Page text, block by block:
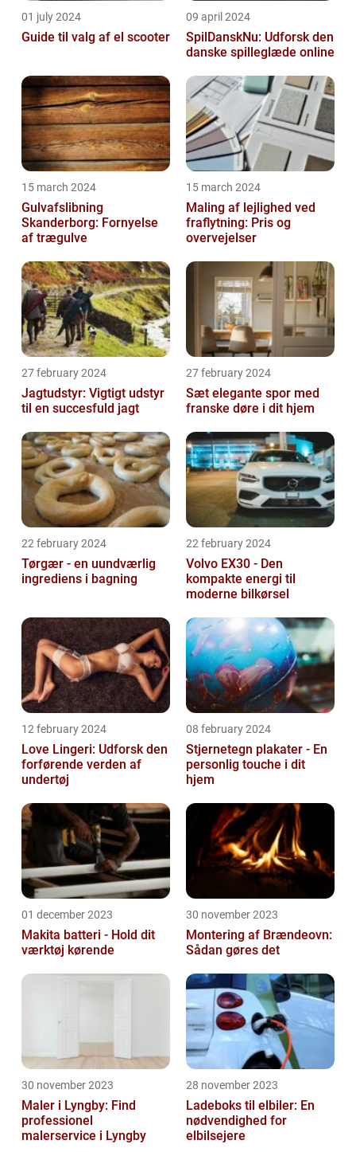
01 july 2024
Guide til valg af el scooter
09 april 2024
SpilDanskNu: Udforsk den
danske spilleglæde online
15 march 2024
Gulvafslibning
Skanderborg: Fornyelse
af trægulve
15 march 2024
Maling af lejlighed ved
fraflytning: Pris og
overvejelser
27 february 2024
Jagtudstyr: Vigtigt udstyr
til en succesfuld jagt
27 february 2024
Sæt elegante spor med
franske døre i dit hjem
22 february 2024
Tørgær - en uundværlig
ingrediens i bagning
22 february 2024
Volvo EX30 - Den
kompakte energi til
moderne bilkørsel
12 february 2024
Love Lingeri: Udforsk den
forførende verden af
undertøj
08 february 2024
Stjernetegn plakater - En
personlig touche i dit
hjem
01 december 2023
Makita batteri - Hold dit
værktøj kørende
30 november 2023
Montering af Brændeovn:
Sådan gøres det
30 november 2023
Maler i Lyngby: Find
professionel
malerservice i Lyngby
28 november 2023
Ladeboks til elbiler: En
nødvendighed for
elbilsejere